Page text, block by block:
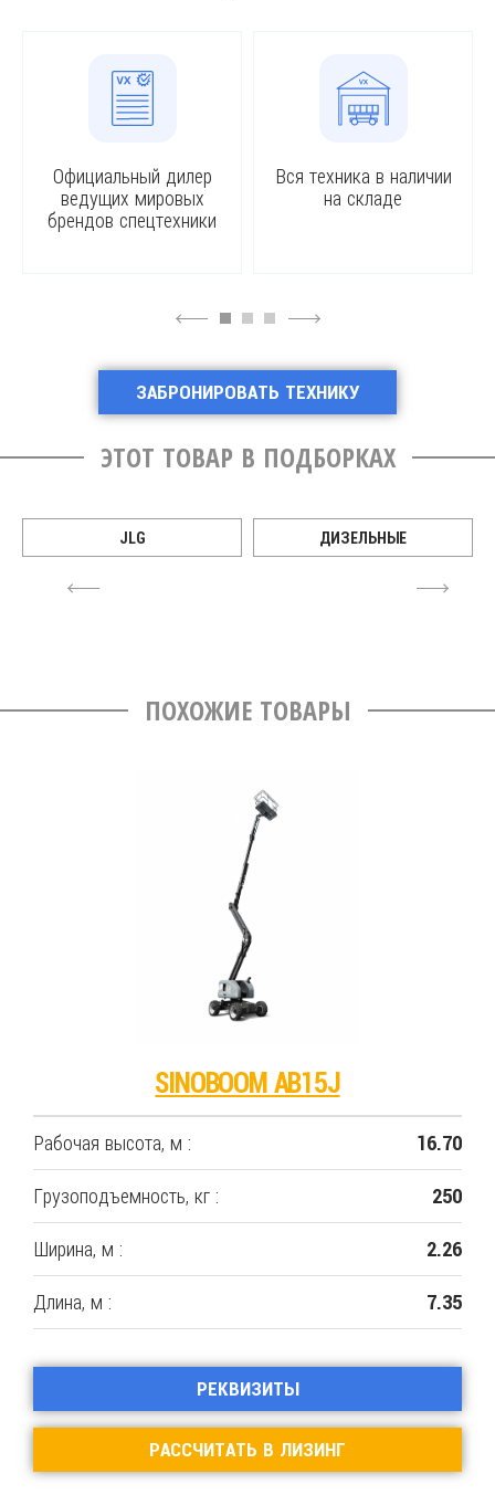
Официальный дилер
ведущих мировых
брендов спецтехники
Вся техника в наличии
на складе
4 6
ЗАБРОНИРОВАТЬ ТЕХНИКУ
ЭТОТ ТОВАР В ПОДБОРКАХ
4
JLG ДИЗЕЛЬНЫЕ
6
ПОХОЖИЕ ТОВАРЫ
SINOBOOM AB15J
Рабочая высота, м : 16.70
Грузоподъемность, кг : 250
Ширина, м : 2.26
Длина, м : 7.35
РЕКВИЗИТЫ
РАССЧИТАТЬ В ЛИЗИНГ